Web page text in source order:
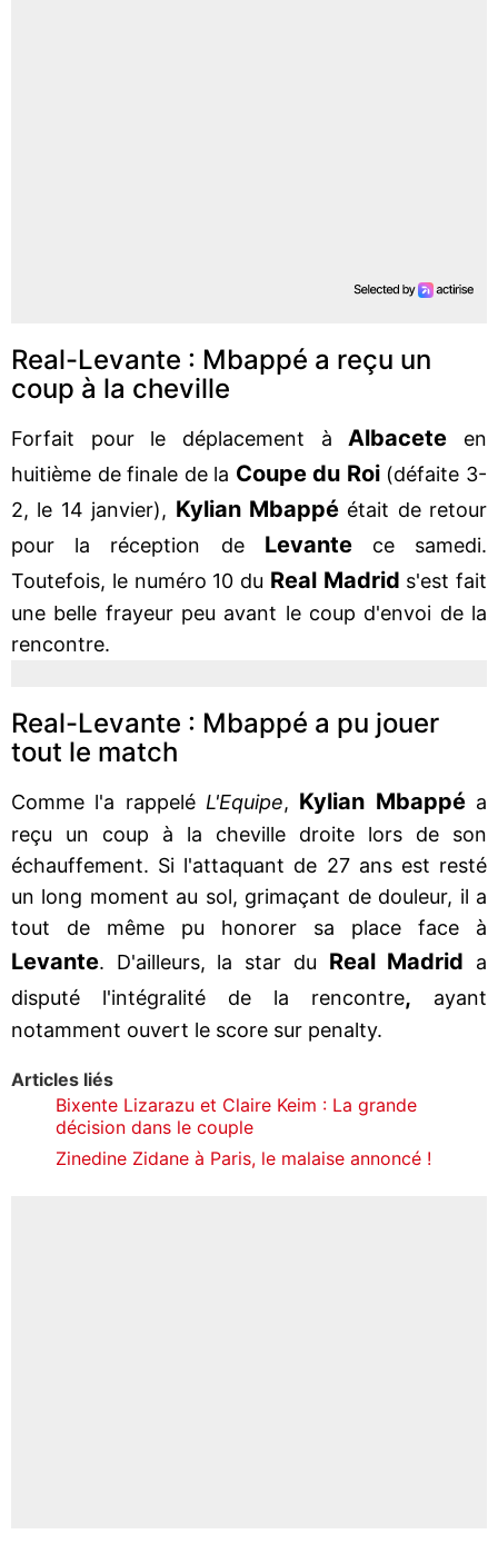
Real-Levante : Mbappé a reçu un
coup à la cheville
Forfait pour le déplacement à Albacete en
huitième de finale de la Coupe du Roi (défaite 3-
2, le 14 janvier), Kylian Mbappéétait de retour
pour la réception de Levantece samedi.
Toutefois, le numéro 10 du Real Madrid s'est fait
une belle frayeur peu avant le coup d'envoi de la
rencontre.
Real-Levante : Mbappé a pu jouer
tout le match
Comme l'a rappelé L'Equipe, Kylian Mbappéa
reçu un coup à la cheville droite lors de son
échauffement. Si l'attaquant de 27 ans est resté
un long moment au sol, grimaçant de douleur, il a
tout de même pu honorer sa place face à
Levante. D'ailleurs, la star du Real Madrid a
disputé l'intégralité de la rencontre, ayant
notamment ouvert le score sur penalty.
Articles liés
Bixente Lizarazu et Claire Keim : La grande
décision dans le couple
Zinedine Zidane à Paris, le malaise annoncé !